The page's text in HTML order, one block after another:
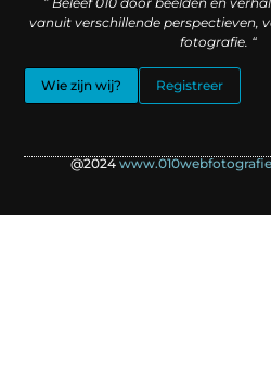
vanuit verschillende perspectieven,
fotografie. “
Wie zijn wij? Registreer
@2024